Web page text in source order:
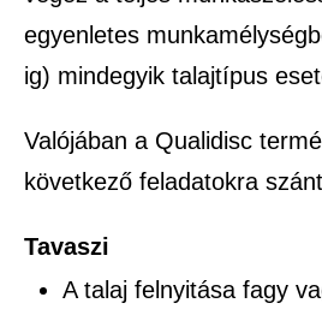
egyenletes
ig) mindegyik talajtípus
Valójában a Qualidisc
következő feladatokra
Tavaszi
A talaj felnyitása fagy